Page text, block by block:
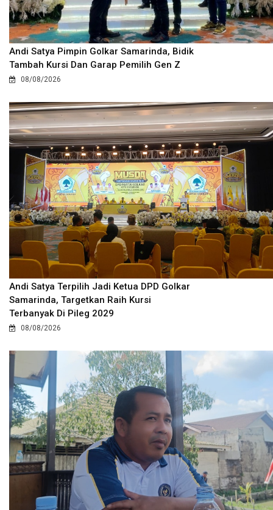
Andi Satya Pimpin Golkar Samarinda, Bidik
Tambah Kursi Dan Garap Pemilih Gen Z
08/08/2026
Andi Satya Terpilih Jadi Ketua DPD Golkar
Samarinda, Targetkan Raih Kursi
Terbanyak Di Pileg 2029
08/08/2026